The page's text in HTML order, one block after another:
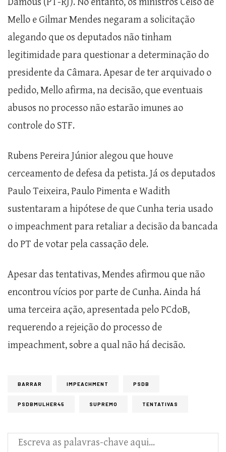
Damous (PT-RJ). No entanto, os ministros Celso de
Mello e Gilmar Mendes negaram a solicitação
alegando que os deputados não tinham
legitimidade para questionar a determinação do
presidente da Câmara. Apesar de ter arquivado o
pedido, Mello afirma, na decisão, que eventuais
abusos no processo não estarão imunes ao
controle do STF.
Rubens Pereira Júnior alegou que houve
cerceamento de defesa da petista. Já os deputados
Paulo Teixeira, Paulo Pimenta e Wadith
sustentaram a hipótese de que Cunha teria usado
o impeachment para retaliar a decisão da bancada
do PT de votar pela cassação dele.
Apesar das tentativas, Mendes afirmou que não
encontrou vícios por parte de Cunha. Ainda há
uma terceira ação, apresentada pelo PCdoB,
requerendo a rejeição do processo de
impeachment, sobre a qual não há decisão.
BARRAR IMPEACHMENT PSDB
PSDBMULHER45 SUPREMO TENTATIVAS